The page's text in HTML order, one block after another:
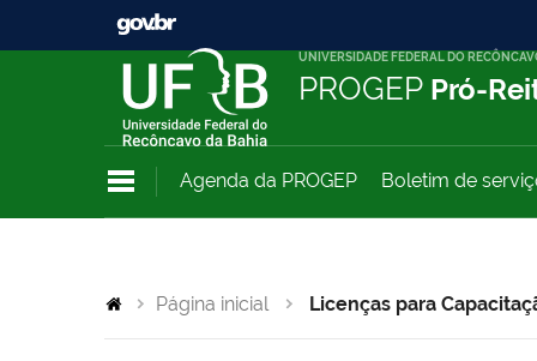
UNIVERSIDADE FEDERAL DO
PROGEP Pró-
Agenda da PROGEP Boletim de
Página inicial Licenças para